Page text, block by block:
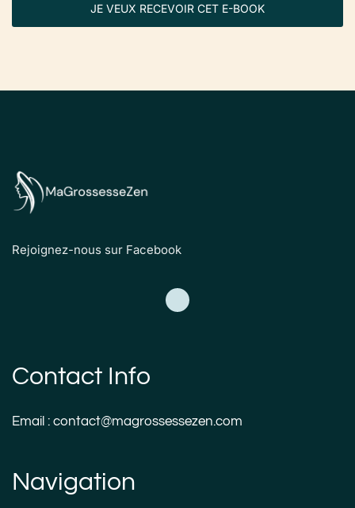
JE VEUX RECEVOIR CET E-BOOK
Rejoignez-nous sur Facebook
Contact Info
Email : contact@magrossessezen.com
Navigation